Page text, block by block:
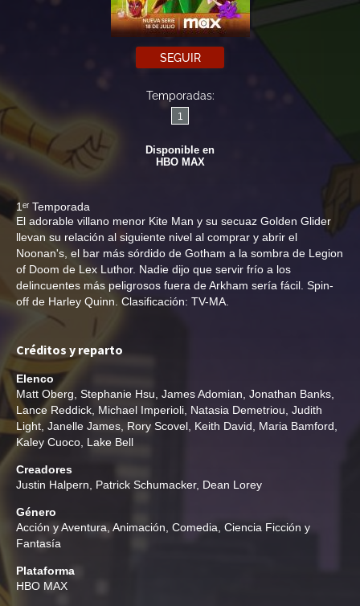
SEGUIR
Temporadas:
1
Disponible en
HBO MAX
1ᵉʳ Temporada
El adorable villano menor Kite Man y su secuaz Golden Glider
llevan su relación al siguiente nivel al comprar y abrir el
Noonan's, el bar más sórdido de Gotham a la sombra de Legion
of Doom de Lex Luthor. Nadie dijo que servir frío a los
delincuentes más peligrosos fuera de Arkham sería fácil. Spin-
off de Harley Quinn. Clasificación: TV-MA.
Créditos y reparto
Elenco
Matt Oberg Stephanie Hsu James Adomian Jonathan Banks
Lance Reddick Michael Imperioli Natasia Demetriou Judith
Light Janelle James Rory Scovel Keith David Maria Bamford
Kaley Cuoco Lake Bell
Creadores
Justin Halpern
Patrick Schumacker, Dean Lorey
Género
Acción y Aventura Animación Comedia Ciencia Ficción y
Fantasía
Plataforma
HBO MAX